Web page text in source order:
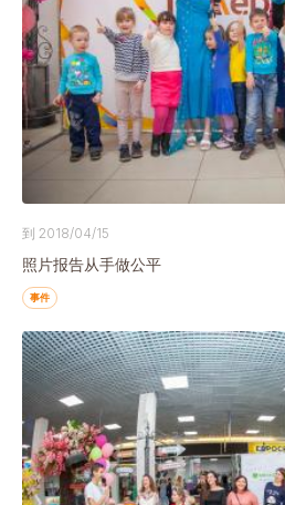
到 2018/04/15
照片报告从手做公平
事件